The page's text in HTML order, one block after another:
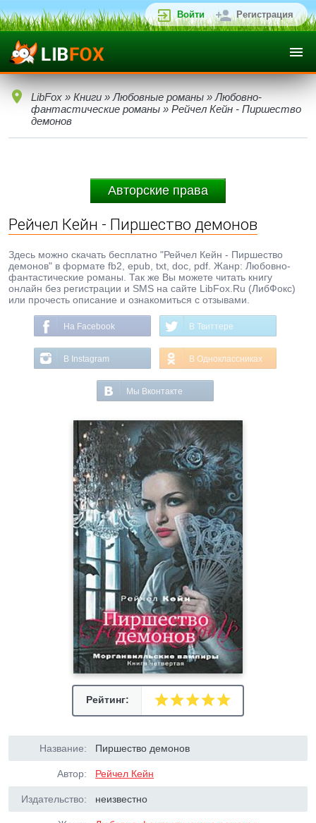
Войти Регистрация
LibFox » Книги » Любовные романы » Любовно-
фантастические романы » Рейчел Кейн - Пиршество
демонов
Авторские права
Рейчел Кейн - Пиршество демонов
Здесь можно скачать бесплатно "Рейчел Кейн - Пиршество
демонов" в формате fb2, epub, txt, doc, pdf. Жанр: Любовно-
фантастические романы. Так же Вы можете читать книгу
онлайн без регистрации и SMS на сайте LibFox.Ru (ЛибФокс)
или прочесть описание и ознакомиться с отзывами.
На Facebook В Твиттере
В Instagram В Одноклассниках
Мы Вконтакте
Рейтинг:
Название: Пиршество демонов
Автор: Рейчел Кейн
Издательство: неизвестно